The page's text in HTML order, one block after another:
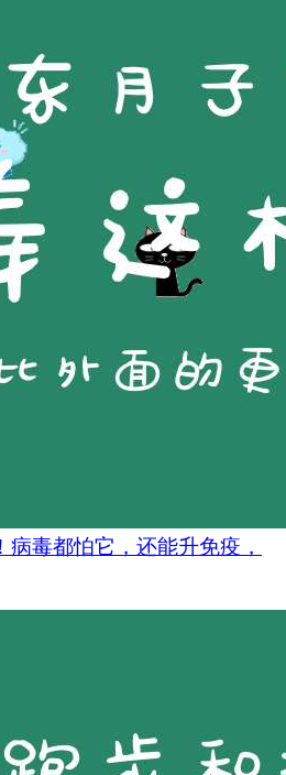
病毒都怕它，还能升免疫，